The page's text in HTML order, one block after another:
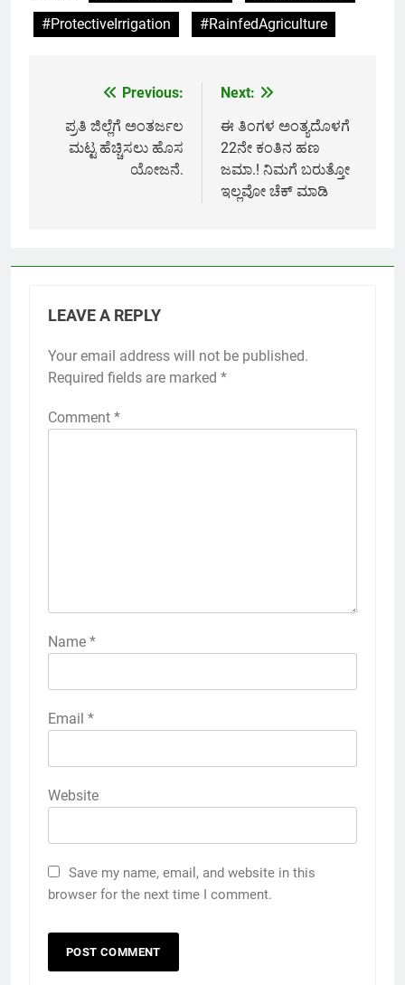
#ProtectiveIrrigation
#RainfedAgriculture
navigation
Previous:
ಪ್ರತಿ ಜಿಲ್ಲೆಗೆ ಅಂತರ್ಜಲ
ಮಟ್ಟ ಹೆಚ್ಚಿಸಲು ಹೊಸ
ಯೋಜನೆ.
Next:
ಈ ತಿಂಗಳ ಅಂತ್ಯದೊಳಗೆ
22ನೇ ಕಂತಿನ ಹಣ
ಜಮಾ.! ನಿಮಗೆ ಬರುತ್ತೋ
ಇಲ್ಲವೋ ಚೆಕ್ ಮಾಡಿ
LEAVE A REPLY
Your email address will not be published.
Required fields are marked *
Comment *
Name *
Email *
Website
Save my name, email, and website in this
browser for the next time I comment.